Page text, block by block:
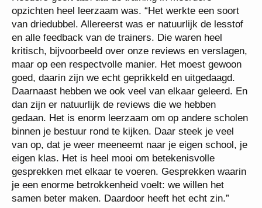
opzichten heel leerzaam was. “Het werkte een soort
van driedubbel. Allereerst was er natuurlijk de lesstof
en alle feedback van de trainers. Die waren heel
kritisch, bijvoorbeeld over onze reviews en verslagen,
maar op een respectvolle manier. Het moest gewoon
goed, daarin zijn we echt geprikkeld en uitgedaagd.
Daarnaast hebben we ook veel van elkaar geleerd. En
dan zijn er natuurlijk de reviews die we hebben
gedaan. Het is enorm leerzaam om op andere scholen
binnen je bestuur rond te kijken. Daar steek je veel
van op, dat je weer meeneemt naar je eigen school, je
eigen klas. Het is heel mooi om betekenisvolle
gesprekken met elkaar te voeren. Gesprekken waarin
je een enorme betrokkenheid voelt: we willen het
samen beter maken. Daardoor heeft het echt zin.”